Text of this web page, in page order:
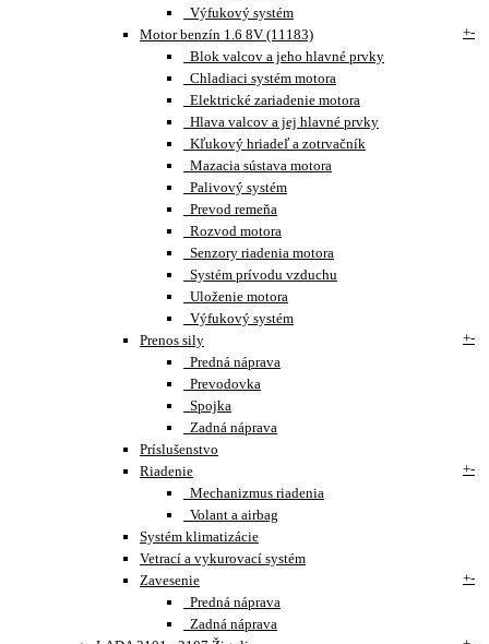
Výfukový systém
Motor benzín 1.6 8V (11183)
+-
Blok valcov a jeho hlavné prvky
Chladiaci systém motora
Elektrické zariadenie motora
Hlava valcov a jej hlavné prvky
Kľukový hriadeľ a zotrvačník
Mazacia sústava motora
Palivový systém
Prevod remeňa
Rozvod motora
Senzory riadenia motora
Systém prívodu vzduchu
Uloženie motora
Výfukový systém
Prenos sily
+-
Predná náprava
Prevodovka
Spojka
Zadná náprava
Príslušenstvo
Riadenie
+-
Mechanizmus riadenia
Volant a airbag
Systém klimatizácie
Vetrací a vykurovací systém
Zavesenie
+-
Predná náprava
Zadná náprava